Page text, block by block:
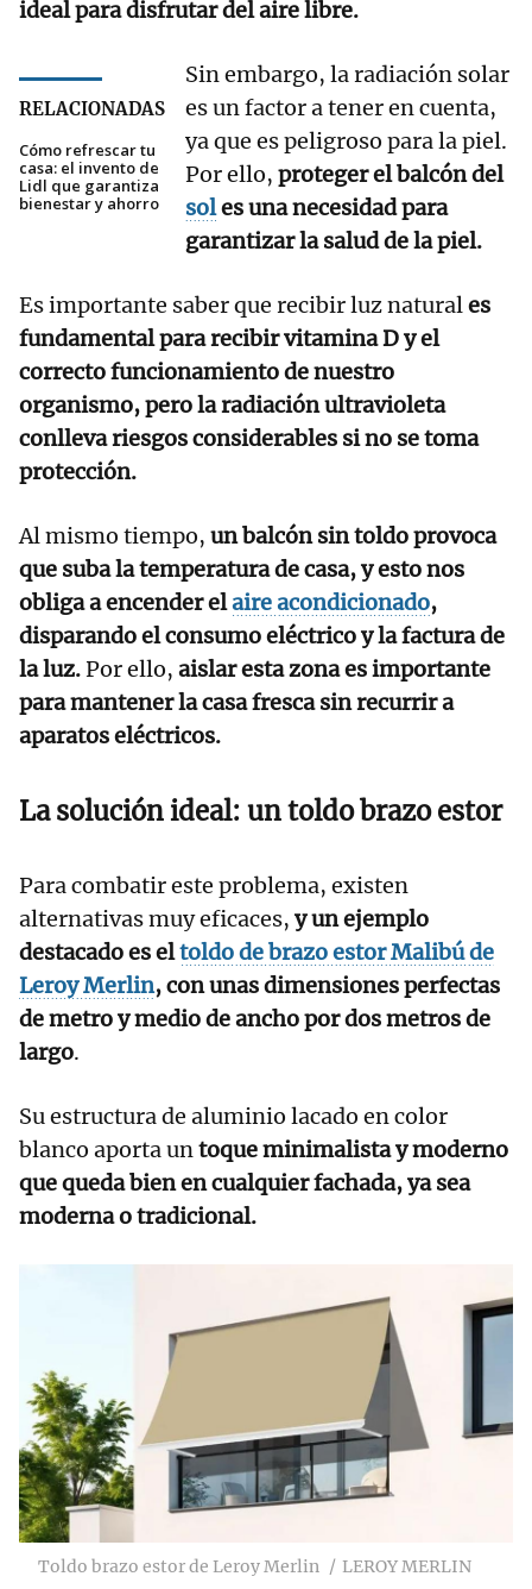
ideal para disfrutar del aire libre.
RELACIONADAS
Cómo refrescar tu
casa: el invento de
Lidl que garantiza
bienestar y ahorro
Sin embargo, la radiación solar
es un factor a tener en cuenta,
ya que es peligroso para la piel.
Por ello, proteger el balcón del
soles una necesidad para
garantizar la salud de la piel.
Es importante saber que recibir luz naturales
fundamental para recibir vitamina D y el
correcto funcionamiento de nuestro
organismo, pero la radiación ultravioleta
conlleva riesgos considerables si no se toma
protección.
Al mismo tiempo, un balcón sin toldo provoca
que suba la temperatura de casa, y esto nos
obliga a encender elaire acondicionado,
disparando el consumo eléctrico y la factura de
la luz.Por ello, aislar esta zona es importante
para mantener la casa fresca sin recurrir a
aparatos eléctricos.
La solución ideal: un toldo brazo estor
Para combatir este problema, existen
alternativas muy eficaces, y un ejemplo
destacado es eltoldo de brazo estor Malibú de
Leroy Merlin, con unas dimensiones perfectas
de metro y medio de ancho por dos metros de
largo.
Su estructura de aluminio lacado en color
blanco aporta untoque minimalista y moderno
que queda bien en cualquier fachada, ya sea
moderna o tradicional.
Toldo brazo estor de Leroy Merlin LEROY MERLIN